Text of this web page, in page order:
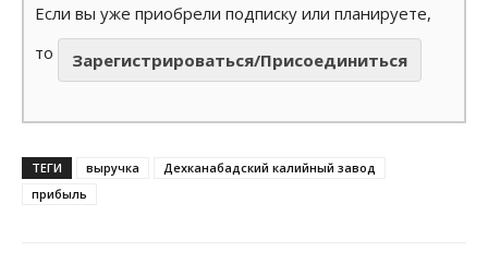
Если вы уже приобрели подписку или планируете,
то
Зарегистрироваться/Присоединиться
ТЕГИ выручка
Дехканабадский калийный завод
прибыль